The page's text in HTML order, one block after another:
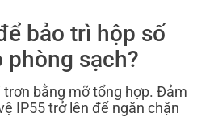
bảo trì hộp số
phòng sạch?
bằng mỡ tổng hợp. Đảm
IP55 trở lên để ngăn chặn